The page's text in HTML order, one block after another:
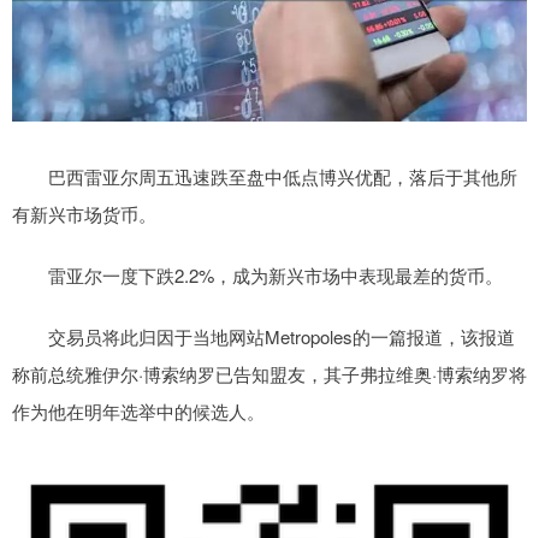
巴西雷亚尔周五迅速跌至盘中低点博兴优配，落后于其他所
有新兴市场货币。
雷亚尔一度下跌2.2%，成为新兴市场中表现最差的货币。
交易员将此归因于当地网站Metropoles的一篇报道，该报道
称前总统雅伊尔·博索纳罗已告知盟友，其子弗拉维奥·博索纳罗将
作为他在明年选举中的候选人。